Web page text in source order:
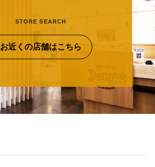
STORE SEARCH
お近くの店舗はこちら